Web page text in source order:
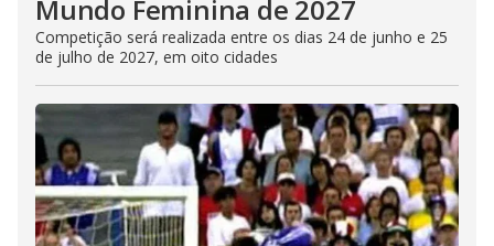
Mundo Feminina de 2027
Competição será realizada entre os dias 24 de junho e 25
de julho de 2027, em oito cidades